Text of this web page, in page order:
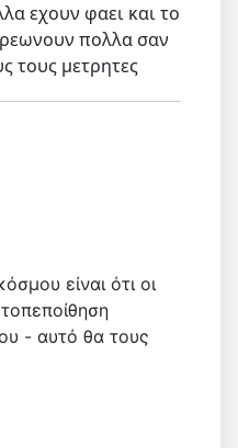
εχουν φαει και το
πολλα σαν
τους μετρητες
είναι ότι οι
- αυτό θα τους